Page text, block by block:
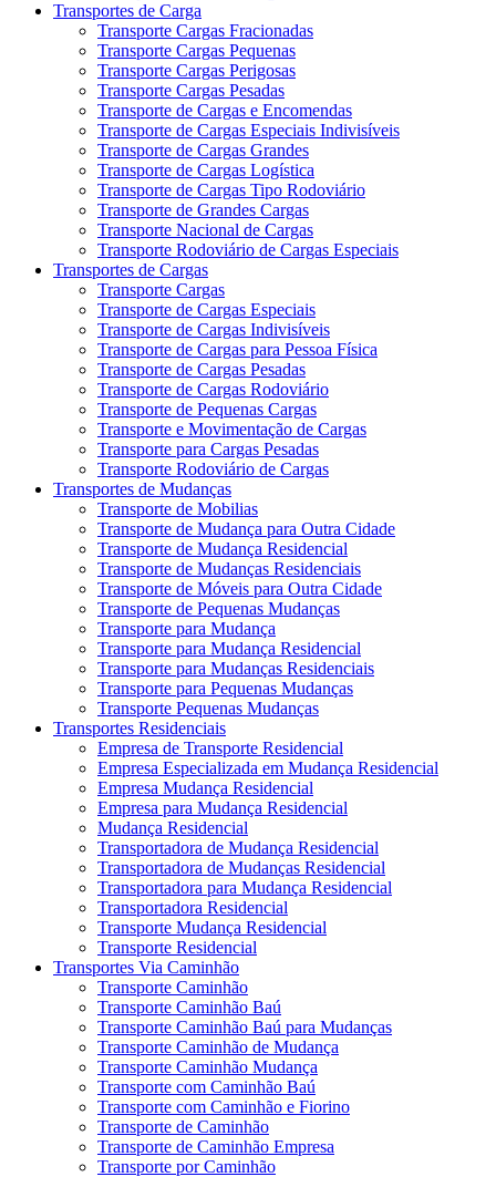
Transportes de Carga
Transporte Cargas Fracionadas
Transporte Cargas Pequenas
Transporte Cargas Perigosas
Transporte Cargas Pesadas
Transporte de Cargas e Encomendas
Transporte de Cargas Especiais Indivisíveis
Transporte de Cargas Grandes
Transporte de Cargas Logística
Transporte de Cargas Tipo Rodoviário
Transporte de Grandes Cargas
Transporte Nacional de Cargas
Transporte Rodoviário de Cargas Especiais
Transportes de Cargas
Transporte Cargas
Transporte de Cargas Especiais
Transporte de Cargas Indivisíveis
Transporte de Cargas para Pessoa Física
Transporte de Cargas Pesadas
Transporte de Cargas Rodoviário
Transporte de Pequenas Cargas
Transporte e Movimentação de Cargas
Transporte para Cargas Pesadas
Transporte Rodoviário de Cargas
Transportes de Mudanças
Transporte de Mobilias
Transporte de Mudança para Outra Cidade
Transporte de Mudança Residencial
Transporte de Mudanças Residenciais
Transporte de Móveis para Outra Cidade
Transporte de Pequenas Mudanças
Transporte para Mudança
Transporte para Mudança Residencial
Transporte para Mudanças Residenciais
Transporte para Pequenas Mudanças
Transporte Pequenas Mudanças
Transportes Residenciais
Empresa de Transporte Residencial
Empresa Especializada em Mudança Residencial
Empresa Mudança Residencial
Empresa para Mudança Residencial
Mudança Residencial
Transportadora de Mudança Residencial
Transportadora de Mudanças Residencial
Transportadora para Mudança Residencial
Transportadora Residencial
Transporte Mudança Residencial
Transporte Residencial
Transportes Via Caminhão
Transporte Caminhão
Transporte Caminhão Baú
Transporte Caminhão Baú para Mudanças
Transporte Caminhão de Mudança
Transporte Caminhão Mudança
Transporte com Caminhão Baú
Transporte com Caminhão e Fiorino
Transporte de Caminhão
Transporte de Caminhão Empresa
Transporte por Caminhão